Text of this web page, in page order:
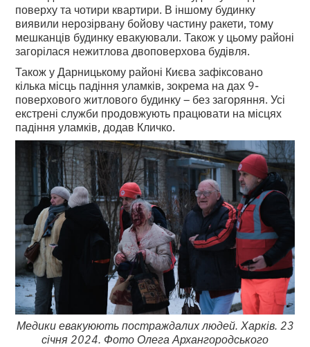
поверху та чотири квартири. В іншому будинку
виявили нерозірвану бойову частину ракети, тому
мешканців будинку евакуювали. Також у цьому районі
загорілася нежитлова двоповерхова будівля.
Також у Дарницькому районі Києва зафіксовано
кілька місць падіння уламків, зокрема на дах 9-
поверхового житлового будинку – без загоряння. Усі
екстрені служби продовжують працювати на місцях
падіння уламків, додав Кличко.
Медики евакуюють постраждалих людей. Харків. 23
січня 2024. Фото Олега Архангородського